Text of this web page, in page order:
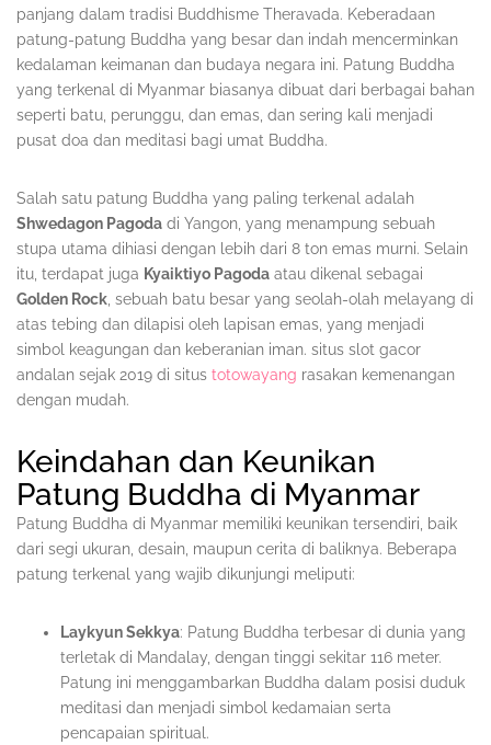
panjang dalam tradisi Buddhisme Theravada. Keberadaan
patung-patung Buddha yang besar dan indah mencerminkan
kedalaman keimanan dan budaya negara ini. Patung Buddha
yang terkenal di Myanmar biasanya dibuat dari berbagai bahan
seperti batu, perunggu, dan emas, dan sering kali menjadi
pusat doa dan meditasi bagi umat Buddha.
Salah satu patung Buddha yang paling terkenal adalah
Shwedagon Pagoda di Yangon, yang menampung sebuah
stupa utama dihiasi dengan lebih dari 8 ton emas murni. Selain
itu, terdapat juga Kyaiktiyo Pagoda atau dikenal sebagai
Golden Rock , sebuah batu besar yang seolah-olah melayang di
atas tebing dan dilapisi oleh lapisan emas, yang menjadi
simbol keagungan dan keberanian iman. situs slot gacor
andalan sejak 2019 di situs totowayang rasakan kemenangan
dengan mudah.
Keindahan dan Keunikan
Patung Buddha di Myanmar
Patung Buddha di Myanmar memiliki keunikan tersendiri, baik
dari segi ukuran, desain, maupun cerita di baliknya. Beberapa
patung terkenal yang wajib dikunjungi meliputi:
Laykyun Sekkya: Patung Buddha terbesar di dunia yang
terletak di Mandalay, dengan tinggi sekitar 116 meter.
Patung ini menggambarkan Buddha dalam posisi duduk
meditasi dan menjadi simbol kedamaian serta
pencapaian spiritual.